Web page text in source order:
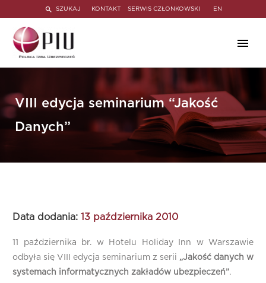
SZUKAJ KONTAKT SERWIS CZŁONKOWSKI EN
VIII edycja seminarium “Jakość
Danych”
Data dodania: 13 października 2010
11 października br. w Hotelu Holiday Inn w Warszawie
odbyła się VIII edycja seminarium z serii „Jakość danych w
systemach informatycznych zakładów ubezpieczeń”.